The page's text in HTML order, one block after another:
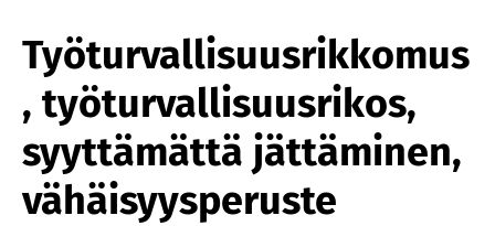
Työturvallisuusrikkomus
, työturvallisuusrikos,
syyttämättä jättäminen,
vähäisyysperuste